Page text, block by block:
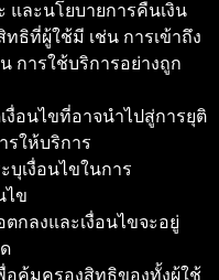
และนโยบายการคืนเงิน
ทธิที่ผู้ใช้มี เช่น การเข้าถึง
การใช้บริการอย่างถูก
งื่อนไขที่อาจนำไปสู่การยุติ
รให้บริการ
ะบุเงื่อนไขในการ
ไข
ตกลงและเงื่อนไขจะอยู่
อคุ้มครองสิทธิของทั้งผู้ใช้